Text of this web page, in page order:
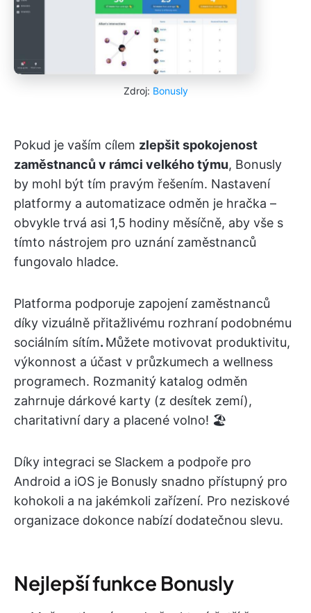
Zdroj: Bonusly
Pokud je vaším cílem zlepšit spokojenost
zaměstnanců v rámci velkého týmu, Bonusly
by mohl být tím pravým řešením. Nastavení
platformy a automatizace odměn je hračka –
obvykle trvá asi 1,5 hodiny měsíčně, aby vše s
tímto nástrojem pro uznání zaměstnanců
fungovalo hladce.
Platforma podporuje zapojení zaměstnanců
díky vizuálně přitažlivému rozhraní podobnému
sociálním sítím. Můžete motivovat produktivitu,
výkonnost a účast v průzkumech a wellness
programech. Rozmanitý katalog odměn
zahrnuje dárkové karty (z desítek zemí),
charitativní dary a placené volno! 🏖️
Díky integraci se Slackem a podpoře pro
Android a iOS je Bonusly snadno přístupný pro
kohokoli a na jakémkoli zařízení. Pro neziskové
organizace dokonce nabízí dodatečnou slevu.
Nejlepší funkce Bonusly